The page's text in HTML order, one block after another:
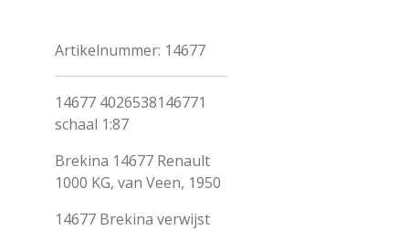
Artikelnummer: 14677
14677 4026538146771
schaal 1:87
Brekina 14677 Renault
1000 KG, van Veen, 1950
14677 Brekina verwijst